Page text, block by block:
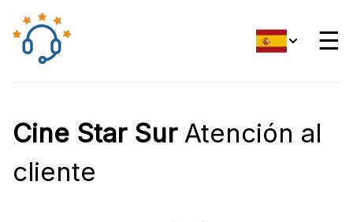
☰
Cine Star SurAtención al
cliente